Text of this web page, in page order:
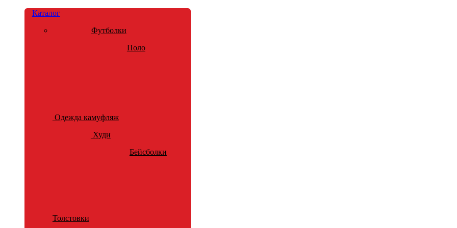
Каталог
Футболки
Поло
Одежда камуфляж
Худи
Бейсболки
Толстовки